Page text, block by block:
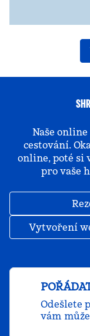
Naše
cestování.
online, poté si
pro vaše
Vytvoření
Odešlete
vám